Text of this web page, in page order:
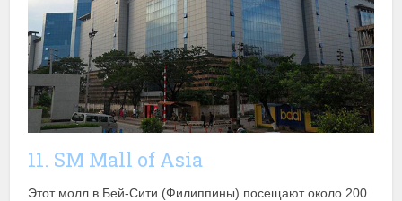
11. SM Mall of Asia
Этот молл в Бей-Сити (Филиппины) посещают около 200